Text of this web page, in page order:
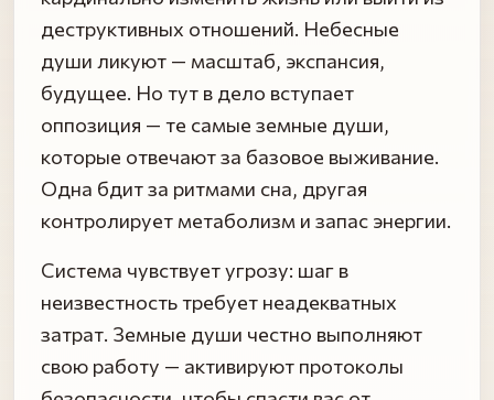
деструктивных отношений. Небесные
души ликуют — масштаб, экспансия,
будущее. Но тут в дело вступает
оппозиция — те самые земные души,
которые отвечают за базовое выживание.
Одна бдит за ритмами сна, другая
контролирует метаболизм и запас энергии.
Система чувствует угрозу: шаг в
неизвестность требует неадекватных
затрат. Земные души честно выполняют
свою работу — активируют протоколы